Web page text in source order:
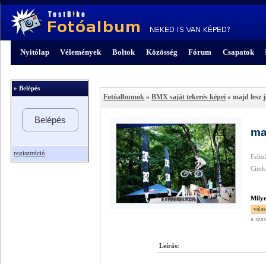
Nyitólap Vélemények Boltok Közösség Fórum Csapatok
» Belépés
Belépés
regisztráció
Fotóalbumok »BMX saját tekerés képei » majd lesz
a
Leírás: